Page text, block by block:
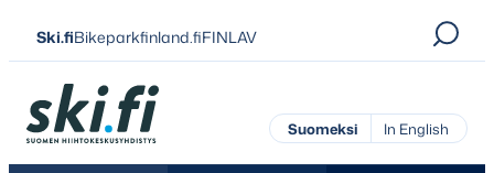
Siirry
suoraan
sisältöön
Ski.fiBikeparkfinland.fiFINLAV
Ski.fi
Suomeksi In English